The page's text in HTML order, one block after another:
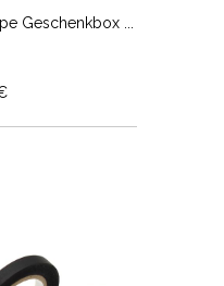
Geschenkbox ...